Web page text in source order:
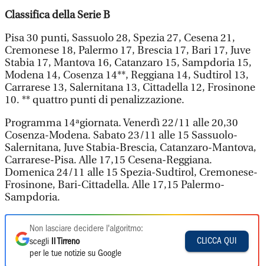
Classifica della Serie B
Pisa 30 punti, Sassuolo 28, Spezia 27, Cesena 21,
Cremonese 18, Palermo 17, Brescia 17, Bari 17, Juve
Stabia 17, Mantova 16, Catanzaro 15, Sampdoria 15,
Modena 14, Cosenza 14**, Reggiana 14, Sudtirol 13,
Carrarese 13, Salernitana 13, Cittadella 12, Frosinone
10. ** quattro punti di penalizzazione.
Programma 14ªgiornata. Venerdì 22/11 alle 20,30
Cosenza-Modena. Sabato 23/11 alle 15 Sassuolo-
Salernitana, Juve Stabia-Brescia, Catanzaro-Mantova,
Carrarese-Pisa. Alle 17,15 Cesena-Reggiana.
Domenica 24/11 alle 15 Spezia-Sudtirol, Cremonese-
Frosinone, Bari-Cittadella. Alle 17,15 Palermo-
Sampdoria.
Non lasciare decidere l'algoritmo:
scegli
Il Tirreno
per le tue notizie su Google
CLICCA QUI